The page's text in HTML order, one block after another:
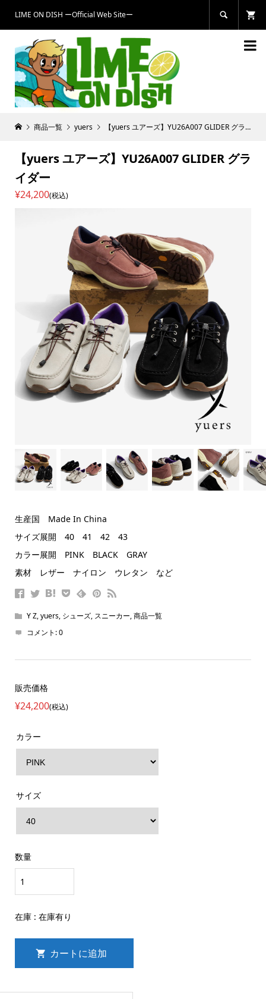
LIME ON DISH ーOfficial Web Siteー 

商品一覧 yuers 【yuers ユアーズ】YU26A007 GLIDER グライダー
【yuers ユアーズ】YU26A007 GLIDER グラ
イダー
¥24,200(税込)
生産国 Made In China
サイズ展開 40 41 42 43
カラー展開 PINK BLACK GRAY
素材 レザー ナイロン ウレタン など
Y Z,yuers, シューズ, スニーカー,商品一覧
コメント:0
販売価格
¥24,200(税込)
カラー
サイズ
数量
在庫 : 在庫有り